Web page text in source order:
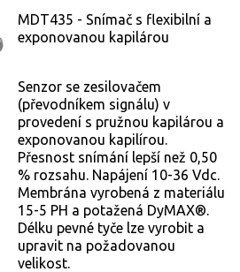
MDT435 - Snímač s flexibilní a
exponovanou kapilárou
Senzor se zesilovačem
(převodníkem signálu) v
provedení s pružnou kapilárou a
exponovanou kapilírou.
Přesnost snímání lepší než 0,50
% rozsahu. Napájení 10-36 Vdc.
Membrána vyrobená z materiálu
15-5 PH a potažená DyMAX®.
Délku pevné tyče lze vyrobit a
upravit na požadovanou
velikost.